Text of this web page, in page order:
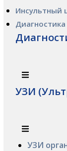
Инсультный
Диагностика
УЗИ
УЗИ